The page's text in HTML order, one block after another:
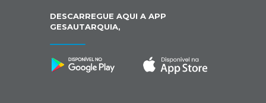
DESCARREGUE AQUI A APP
GESAUTARQUIA,